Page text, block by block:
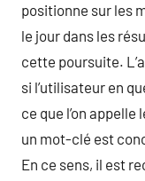
positionne sur les
le jour dans les
cette poursuite.
si l’utilisateur en
ce que l’on
un mot-clé est
En ce sens, il est